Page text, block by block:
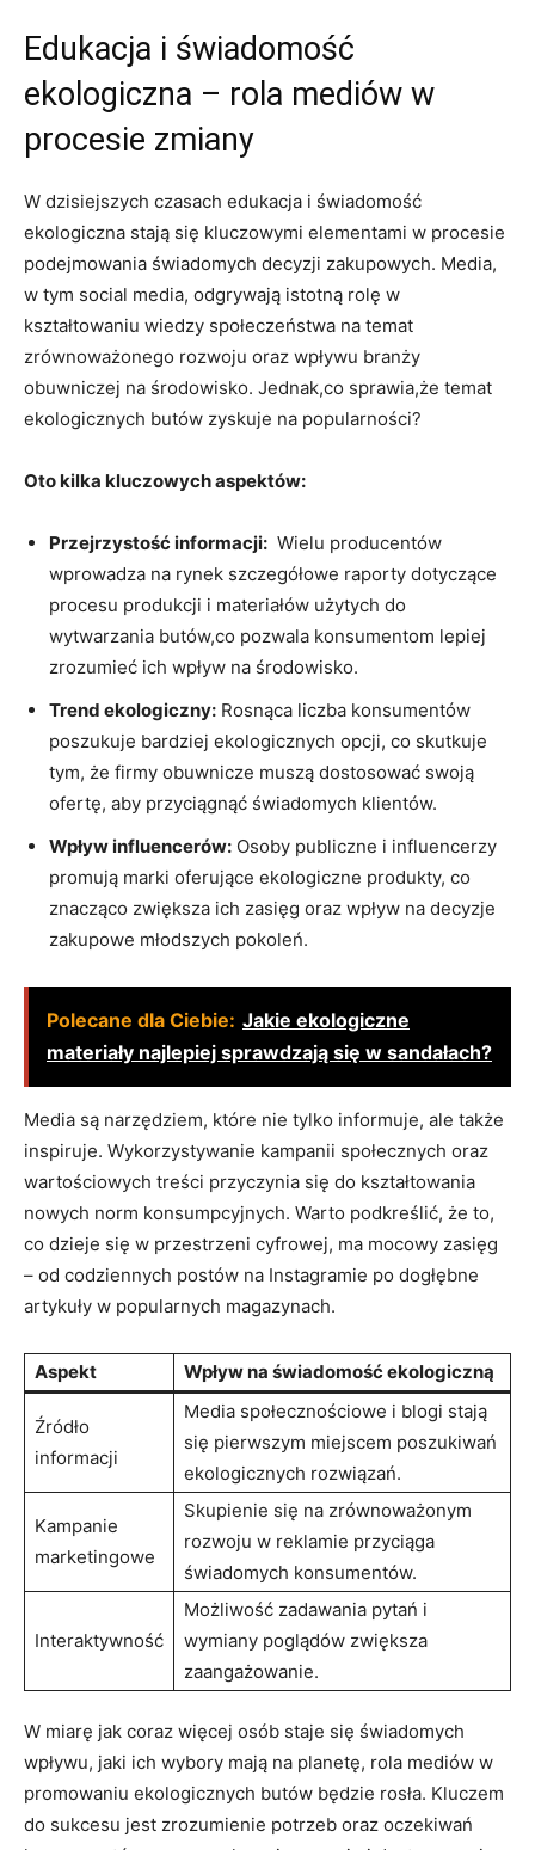
Edukacja i‌ świadomość
ekologiczna – rola⁣ mediów w
procesie⁢ zmiany
W dzisiejszych czasach edukacja⁢ i świadomość
ekologiczna stają się‍ kluczowymi elementami‍ w⁤ procesie
podejmowania świadomych decyzji ​zakupowych.‍ Media,
w tym⁢ social media,⁣ odgrywają istotną rolę ⁣w
kształtowaniu wiedzy społeczeństwa ‌na temat
zrównoważonego rozwoju oraz ‌wpływu⁢ branży
obuwniczej ​na ‌środowisko. Jednak,co sprawia,że temat
ekologicznych butów zyskuje⁤ na popularności?
Oto kilka kluczowych aspektów:
Przejrzystość⁤ informacji: ‍ Wielu‌ producentów
wprowadza na rynek szczegółowe raporty dotyczące⁣
procesu produkcji i materiałów użytych do
wytwarzania butów,co pozwala‌ konsumentom⁣ lepiej
zrozumieć ich wpływ na środowisko.
Trend​ ekologiczny: Rosnąca liczba konsumentów
poszukuje bardziej ekologicznych opcji,​ co⁤ skutkuje
tym, że⁤ firmy obuwnicze muszą⁤ dostosować⁢ swoją
⁤ofertę, ⁣aby ⁤przyciągnąć świadomych klientów.
Wpływ influencerów: Osoby publiczne i influencerzy
promują marki oferujące ekologiczne produkty, ‌co
znacząco⁣ zwiększa ich zasięg oraz ‌wpływ na decyzje‌
zakupowe młodszych ‌pokoleń.
Polecane dla Ciebie: Jakie ekologiczne
materiały najlepiej sprawdzają się w sandałach?
Media ⁢są ⁣narzędziem, które⁤ nie tylko informuje, ale także
‍inspiruje. Wykorzystywanie ⁣kampanii społecznych⁢ oraz
wartościowych treści ‌przyczynia‌ się⁢ do kształtowania⁢
nowych norm ⁢konsumpcyjnych. Warto podkreślić, że to,
⁤co dzieje⁣ się ⁣w przestrzeni‌ cyfrowej, ma mocowy zasięg
– ​od codziennych postów⁤ na Instagramie po​ dogłębne
artykuły w popularnych ⁢magazynach.
Aspekt Wpływ na świadomość ekologiczną
Źródło⁤
informacji
Media społecznościowe i blogi stają
się pierwszym miejscem ‍poszukiwań
ekologicznych ​rozwiązań.
Kampanie
marketingowe
Skupienie ⁢się na ‌zrównoważonym
rozwoju w‍ reklamie przyciąga‍
świadomych konsumentów.
Interaktywność
Możliwość zadawania ​pytań ⁢i
‌wymiany poglądów zwiększa
zaangażowanie.
W miarę jak coraz więcej osób staje się świadomych
wpływu, jaki​ ich wybory mają ‍na ‍planetę,⁣ rola ​mediów w
promowaniu⁤ ekologicznych butów będzie rosła. ‍Kluczem
do ⁢sukcesu jest zrozumienie potrzeb oraz oczekiwań